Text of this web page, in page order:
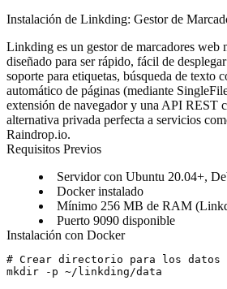
Instalación de Linkding: Gestor de
Linkding es un gestor de marcadores web
diseñado para ser rápido, fácil de
soporte para etiquetas, búsqueda de texto
automático de páginas (mediante
extensión de navegador y una API REST
alternativa privada perfecta a servicios
Raindrop.io.
Requisitos Previos
Servidor con Ubuntu 20.04+,
Docker instalado
Mínimo 256 MB de RAM
Puerto 9090 disponible
Instalación con Docker
# Crear directorio para los datos
mkdir -p ~/linkding/data